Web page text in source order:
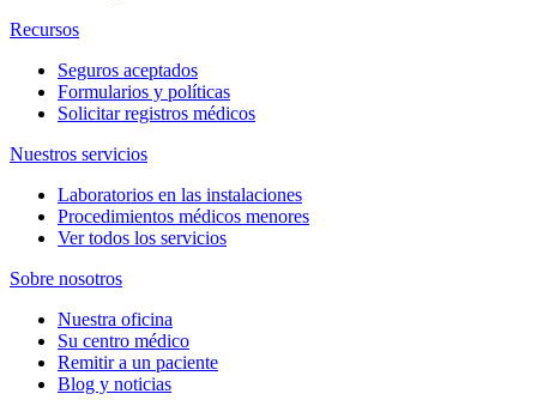
Recursos
Seguros aceptados
Formularios y políticas
Solicitar registros médicos
Nuestros servicios
Laboratorios en las instalaciones
Procedimientos médicos menores
Ver todos los servicios
Sobre nosotros
Nuestra oficina
Su centro médico
Remitir a un paciente
Blog y noticias